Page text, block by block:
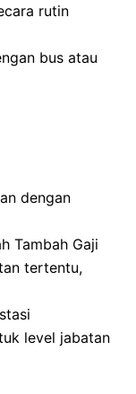
rutin
bus atau
dengan
Tambah Gaji
tertentu,
level jabatan